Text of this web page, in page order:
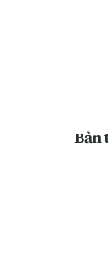
Bản